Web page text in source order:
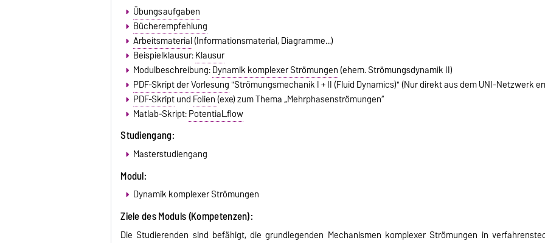
Übungsaufgaben
Bücherempfehlung
Arbeitsmaterial(Informationsmaterial, Diagramme...)
Beispielklausur:Klausur
Modulbeschreibung:Dynamik komplexer Strömungen(ehem. Strömungsdynamik II)
PDF-Skript der Vorlesung "Strömungsmechanik I + II (Fluid Dynamics)" (Nur direkt aus dem UNI-Netzwerk
PDF-Skriptund Folien(exe) zum Thema „Mehrphasenströmungen“
Matlab-Skript:Potential_flow
Studiengang:
Masterstudiengang
Modul:
Dynamik komplexer Strömungen
Ziele des Moduls (Kompetenzen):
Die Studierenden sind befähigt, die grundlegenden Mechanismen komplexer Strömungen in